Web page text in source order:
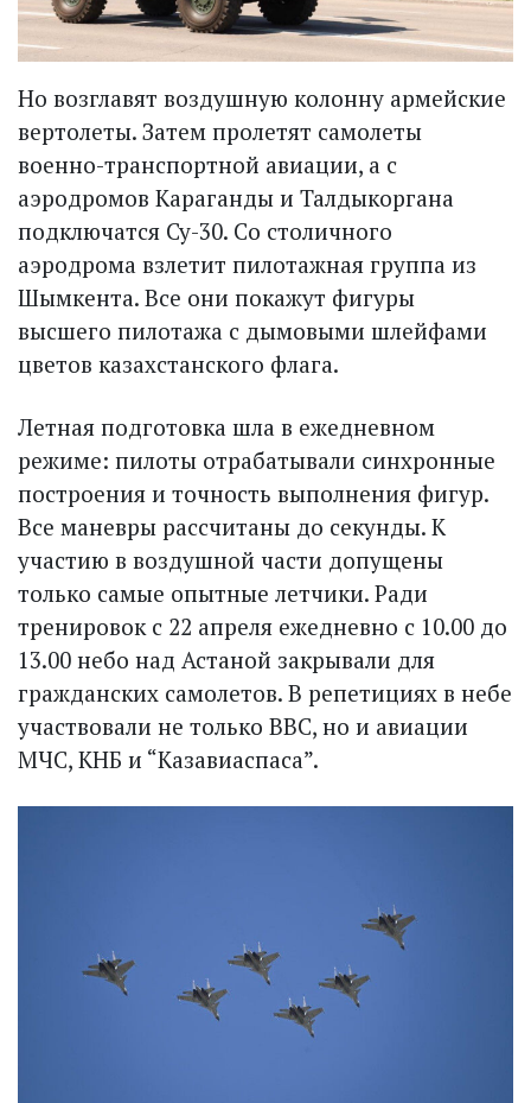
Но возглавят воздушную колонну армейские
вертолеты. Затем пролетят самолеты
военно-транспортной авиации, а с
аэродромов Караганды и Талдыкоргана
подключатся Су-30. Со столичного
аэродрома взлетит пилотажная группа из
Шымкента. Все они покажут фигуры
высшего пилотажа с дымовыми шлейфами
цветов казахстанского флага.
Летная подготовка шла в ежедневном
режиме: пилоты отрабатывали синхронные
построения и точность выполнения фигур.
Все маневры рассчитаны до секунды. К
участию в воздушной части допущены
только самые опытные летчики. Ради
тренировок с 22 апреля ежедневно с 10.00 до
13.00 небо над Астаной закрывали для
гражданских самолетов. В репетициях в небе
участвовали не только ВВС, но и авиации
МЧС, КНБ и “Казавиаспаса”.